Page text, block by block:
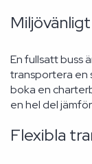
En fullsatt buss
transportera en
boka en
en hel del
Flexibla